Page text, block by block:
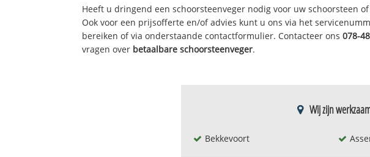
Heeft u dringend een schoorsteenveger nodig voor uw schoorsteen of
Ook voor een prijsofferte en/of advies kunt u ons via het
bereiken of via onderstaande contactformulier. Contacteer ons078-
vragen over betaalbare schoorsteenveger.
Wij zijn
Bekkevoort